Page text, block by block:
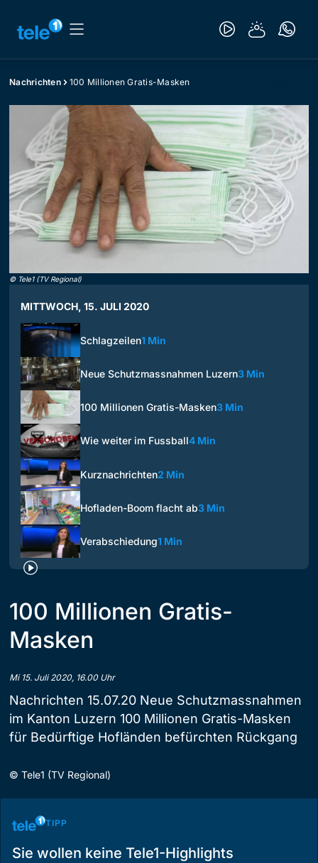
Nachrichten 100 Millionen Gratis-Masken
© Tele1 (TV Regional)
MITTWOCH, 15. JULI 2020
Schlagzeilen1 Min
Neue Schutzmassnahmen Luzern3 Min
100 Millionen Gratis-Masken3 Min
Wie weiter im Fussball4 Min
Kurznachrichten2 Min
Hofladen-Boom flacht ab3 Min
Verabschiedung1 Min
100 Millionen Gratis-
Masken
Mi 15. Juli 2020, 16.00 Uhr
Nachrichten 15.07.20 Neue Schutzmassnahmen
im Kanton Luzern 100 Millionen Gratis-Masken
für Bedürftige Hofländen befürchten Rückgang
© Tele1 (TV Regional)
TIPP
Sie wollen keine Tele1-Highlights